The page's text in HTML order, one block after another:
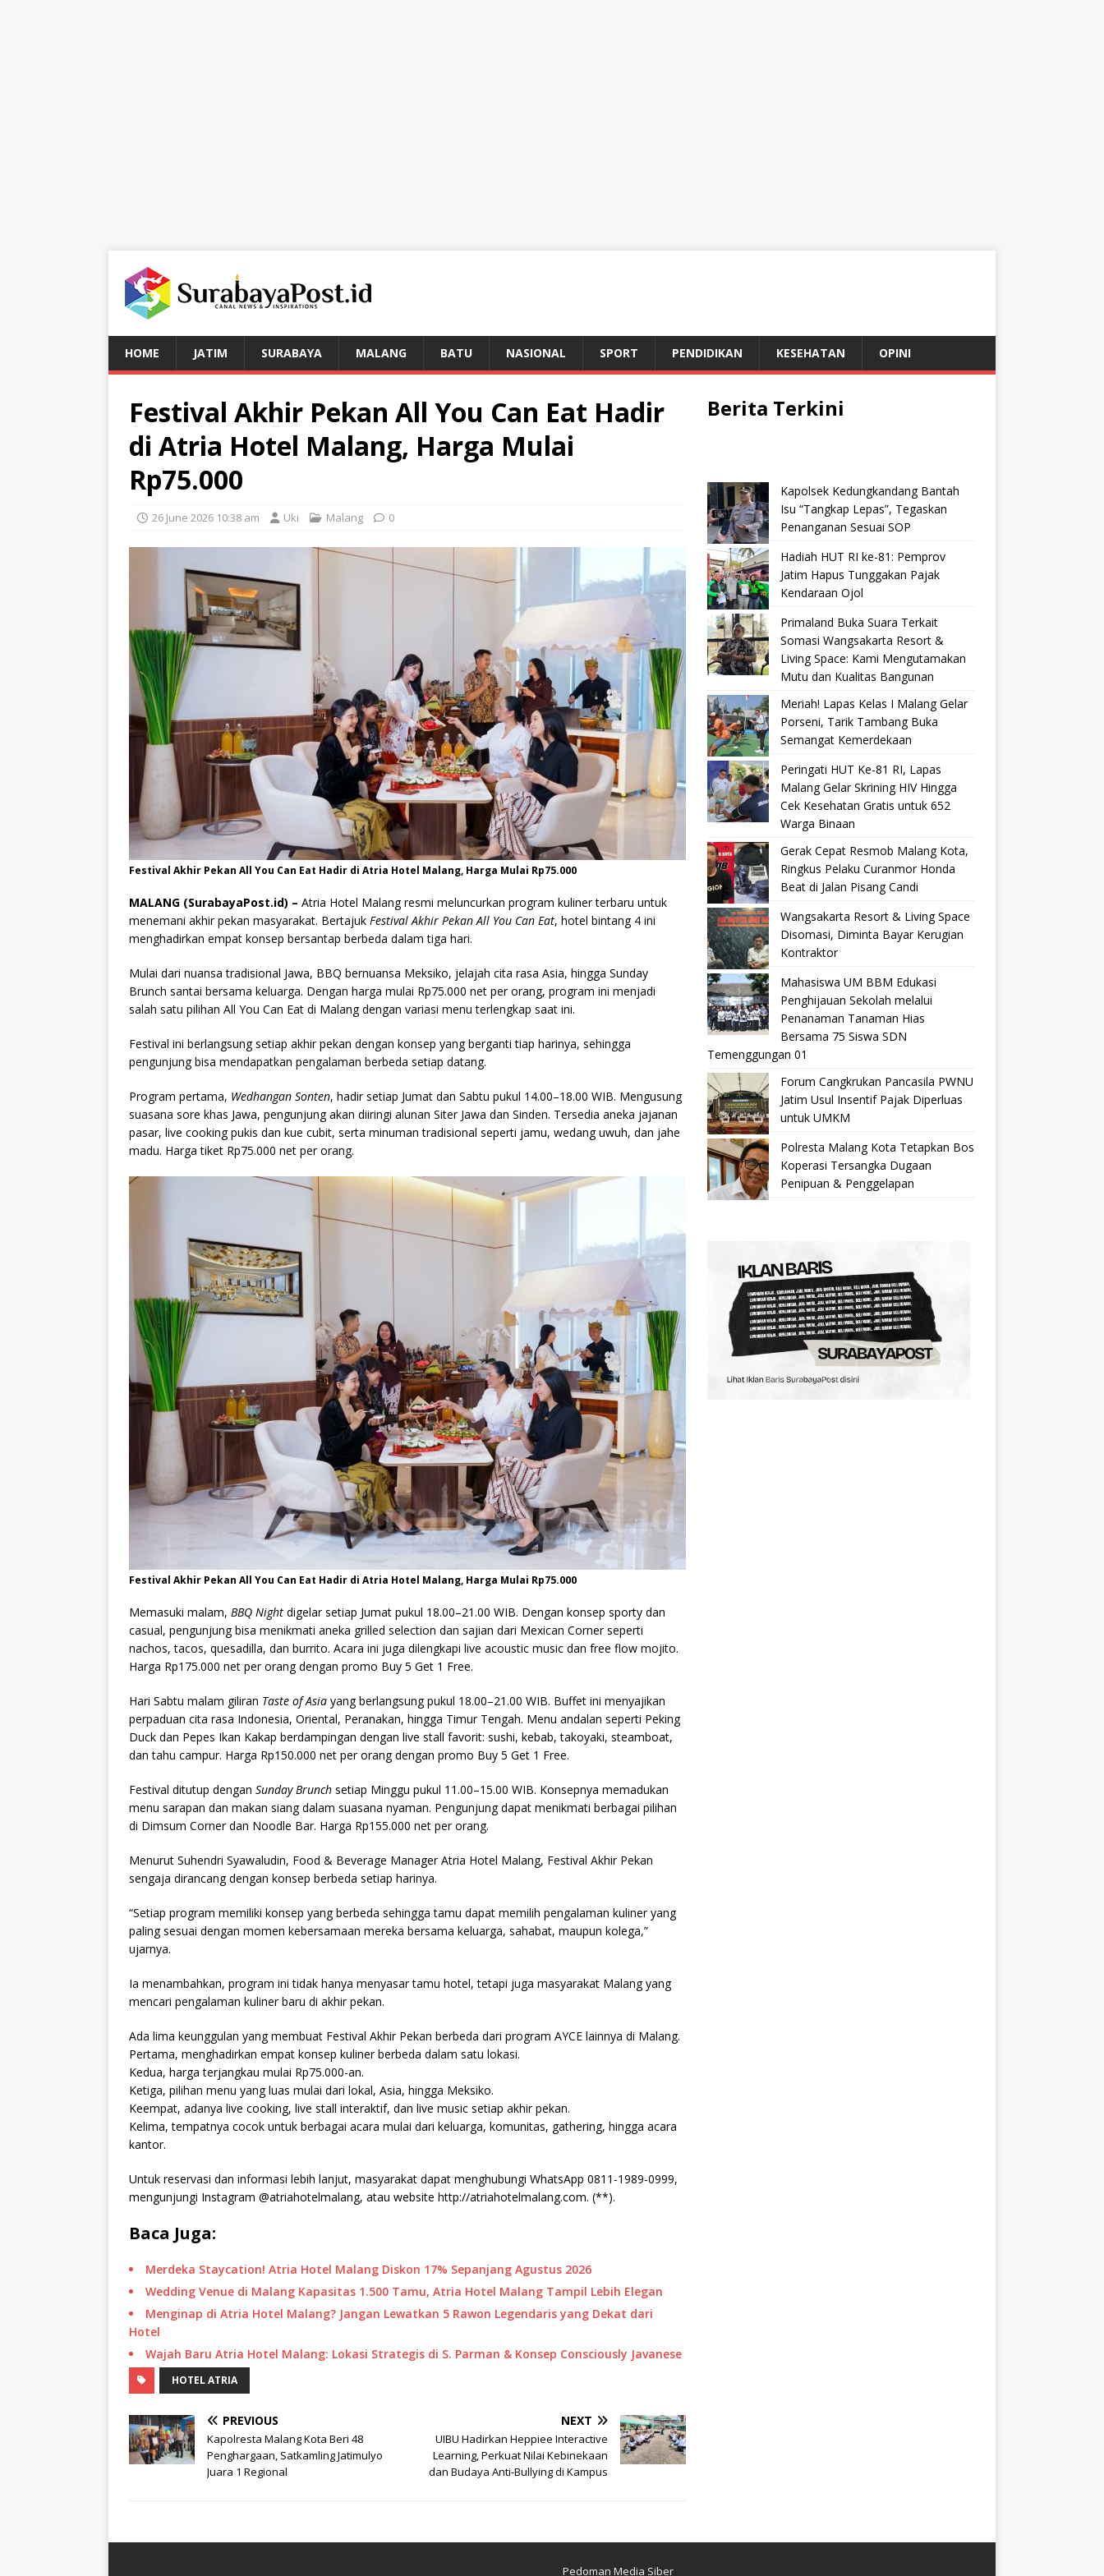
HOME JATIM SURABAYA MALANG BATU NASIONAL SPORT PENDIDIKAN KESEHATAN OPINI
Festival Akhir Pekan All You Can Eat Hadir
di Atria Hotel Malang, Harga Mulai
Rp75.000
26 June 2026 10:38 am Uki Malang 0
Festival Akhir Pekan All You Can Eat Hadir di Atria Hotel Malang, Harga Mulai Rp75.000
MALANG (SurabayaPost.id) – Atria Hotel Malang resmi meluncurkan program kuliner terbaru untuk
menemani akhir pekan masyarakat. Bertajuk Festival Akhir Pekan All You Can Eat, hotel bintang 4 ini
menghadirkan empat konsep bersantap berbeda dalam tiga hari.
Mulai dari nuansa tradisional Jawa, BBQ bernuansa Meksiko, jelajah cita rasa Asia, hingga Sunday
Brunch santai bersama keluarga. Dengan harga mulai Rp75.000 net per orang, program ini menjadi
salah satu pilihan All You Can Eat di Malang dengan variasi menu terlengkap saat ini.
Festival ini berlangsung setiap akhir pekan dengan konsep yang berganti tiap harinya, sehingga
pengunjung bisa mendapatkan pengalaman berbeda setiap datang.
Program pertama, Wedhangan Sonten, hadir setiap Jumat dan Sabtu pukul 14.00–18.00 WIB. Mengusung
suasana sore khas Jawa, pengunjung akan diiringi alunan Siter Jawa dan Sinden. Tersedia aneka jajanan
pasar, live cooking pukis dan kue cubit, serta minuman tradisional seperti jamu, wedang uwuh, dan jahe
madu. Harga tiket Rp75.000 net per orang.
Festival Akhir Pekan All You Can Eat Hadir di Atria Hotel Malang, Harga Mulai Rp75.000
Memasuki malam, BBQ Night digelar setiap Jumat pukul 18.00–21.00 WIB. Dengan konsep sporty dan
casual, pengunjung bisa menikmati aneka grilled selection dan sajian dari Mexican Corner seperti
nachos, tacos, quesadilla, dan burrito. Acara ini juga dilengkapi live acoustic music dan free flow mojito.
Harga Rp175.000 net per orang dengan promo Buy 5 Get 1 Free.
Hari Sabtu malam giliran Taste of Asia yang berlangsung pukul 18.00–21.00 WIB. Buffet ini menyajikan
perpaduan cita rasa Indonesia, Oriental, Peranakan, hingga Timur Tengah. Menu andalan seperti Peking
Duck dan Pepes Ikan Kakap berdampingan dengan live stall favorit: sushi, kebab, takoyaki, steamboat,
dan tahu campur. Harga Rp150.000 net per orang dengan promo Buy 5 Get 1 Free.
Festival ditutup dengan Sunday Brunch setiap Minggu pukul 11.00–15.00 WIB. Konsepnya memadukan
menu sarapan dan makan siang dalam suasana nyaman. Pengunjung dapat menikmati berbagai pilihan
di Dimsum Corner dan Noodle Bar. Harga Rp155.000 net per orang.
Menurut Suhendri Syawaludin, Food & Beverage Manager Atria Hotel Malang, Festival Akhir Pekan
sengaja dirancang dengan konsep berbeda setiap harinya.
“Setiap program memiliki konsep yang berbeda sehingga tamu dapat memilih pengalaman kuliner yang
paling sesuai dengan momen kebersamaan mereka bersama keluarga, sahabat, maupun kolega,”
ujarnya.
Ia menambahkan, program ini tidak hanya menyasar tamu hotel, tetapi juga masyarakat Malang yang
mencari pengalaman kuliner baru di akhir pekan.
Ada lima keunggulan yang membuat Festival Akhir Pekan berbeda dari program AYCE lainnya di Malang.
Pertama, menghadirkan empat konsep kuliner berbeda dalam satu lokasi.
Kedua, harga terjangkau mulai Rp75.000-an.
Ketiga, pilihan menu yang luas mulai dari lokal, Asia, hingga Meksiko.
Keempat, adanya live cooking, live stall interaktif, dan live music setiap akhir pekan.
Kelima, tempatnya cocok untuk berbagai acara mulai dari keluarga, komunitas, gathering, hingga acara
kantor.
Untuk reservasi dan informasi lebih lanjut, masyarakat dapat menghubungi WhatsApp 0811-1989-0999,
mengunjungi Instagram @atriahotelmalang, atau website http://atriahotelmalang.com. (**).
Baca Juga:
Merdeka Staycation! Atria Hotel Malang Diskon 17% Sepanjang Agustus 2026
Wedding Venue di Malang Kapasitas 1.500 Tamu, Atria Hotel Malang Tampil Lebih Elegan
Menginap di Atria Hotel Malang? Jangan Lewatkan 5 Rawon Legendaris yang Dekat dari
Hotel
Wajah Baru Atria Hotel Malang: Lokasi Strategis di S. Parman & Konsep Consciously Javanese
HOTEL ATRIA
PREVIOUS
Kapolresta Malang Kota Beri 48
Penghargaan, Satkamling Jatimulyo
Juara 1 Regional
NEXT
UIBU Hadirkan Heppiee Interactive
Learning, Perkuat Nilai Kebinekaan
dan Budaya Anti-Bullying di Kampus
Berita Terkini
Kapolsek Kedungkandang Bantah
Isu “Tangkap Lepas”, Tegaskan
Penanganan Sesuai SOP
Hadiah HUT RI ke-81: Pemprov
Jatim Hapus Tunggakan Pajak
Kendaraan Ojol
Primaland Buka Suara Terkait
Somasi Wangsakarta Resort &
Living Space: Kami Mengutamakan
Mutu dan Kualitas Bangunan
Meriah! Lapas Kelas I Malang Gelar
Porseni, Tarik Tambang Buka
Semangat Kemerdekaan
Peringati HUT Ke-81 RI, Lapas
Malang Gelar Skrining HIV Hingga
Cek Kesehatan Gratis untuk 652
Warga Binaan
Gerak Cepat Resmob Malang Kota,
Ringkus Pelaku Curanmor Honda
Beat di Jalan Pisang Candi
Wangsakarta Resort & Living Space
Disomasi, Diminta Bayar Kerugian
Kontraktor
Mahasiswa UM BBM Edukasi
Penghijauan Sekolah melalui
Penanaman Tanaman Hias
Bersama 75 Siswa SDN
Temenggungan 01
Forum Cangkrukan Pancasila PWNU
Jatim Usul Insentif Pajak Diperluas
untuk UMKM
Polresta Malang Kota Tetapkan Bos
Koperasi Tersangka Dugaan
Penipuan & Penggelapan
Pedoman Media Siber